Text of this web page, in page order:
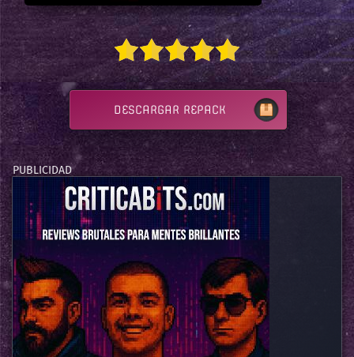
DESCARGAR REPACK